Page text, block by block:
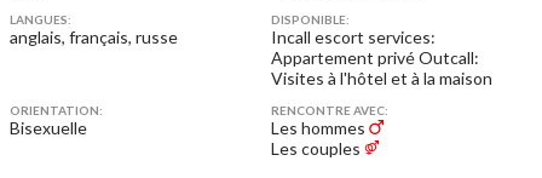
LANGUES:
anglais, français, russe
DISPONIBLE:
Incall escort services:
Appartement privéOutcall:
Visites à l'hôtel et à la maison
ORIENTATION:
Bisexuelle
RENCONTRE AVEC:
Les hommes
Les couples